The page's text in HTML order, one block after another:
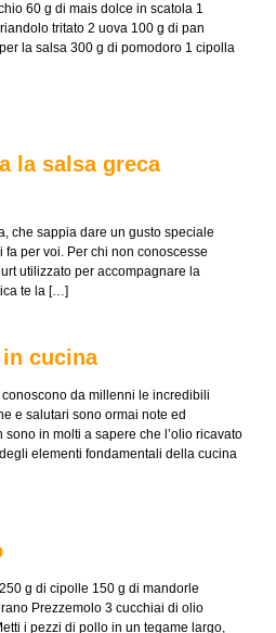
60 g di mais dolce in scatola 1
tritato 2 uova 100 g di pan
la salsa 300 g di pomodoro 1 cipolla
la salsa greca
che sappia dare un gusto speciale
per voi. Per chi non conoscesse
utilizzato per accompagnare la
te la […]
cucina
da millenni le incredibili
e salutari sono ormai note ed
in molti a sapere che l’olio ricavato
elementi fondamentali della cucina
g di cipolle 150 g di mandorle
Prezzemolo 3 cucchiai di olio
i pezzi di pollo in un tegame largo,